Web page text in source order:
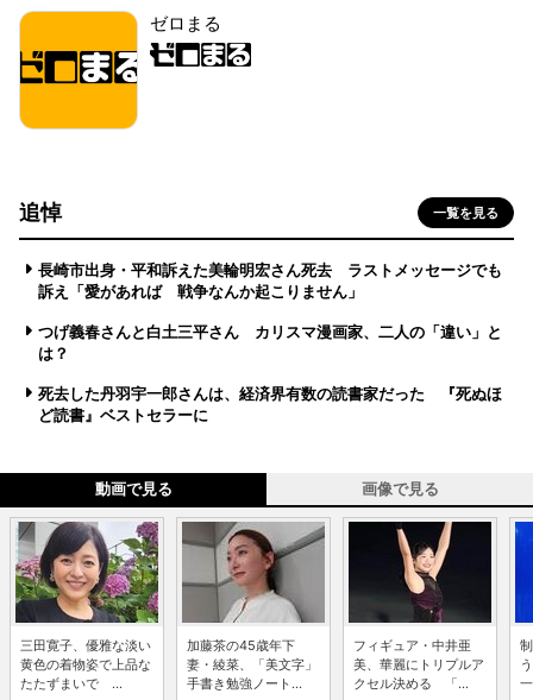
ゼロまる
追悼 一覧を見る
長崎市出身・平和訴えた美輪明宏さん死去 ラストメッセージでも
訴え「愛があれば 戦争なんか起こりません」
つげ義春さんと白土三平さん カリスマ漫画家、二人の「違い」と
は？
死去した丹羽宇一郎さんは、経済界有数の読書家だった 『死ぬほ
ど読書』ベストセラーに
動画で見る 画像で見る
三田寛子、優雅な淡い
黄色の着物姿で上品な
たたずまいで ...
加藤茶の45歳年下
妻・綾菜、「美文字」
手書き勉強ノート...
フィギュア・中井亜
美、華麗にトリプルア
クセル決める 「...